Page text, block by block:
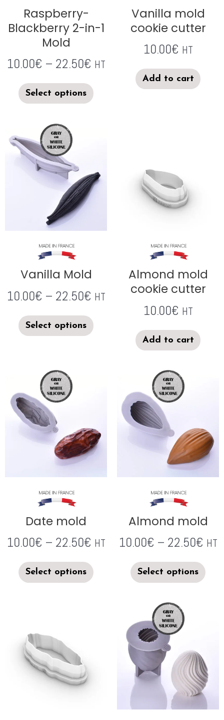
Raspberry-
Blackberry 2-in-1
Mold
10.00€ – 22.50€ HT
Select options
Vanilla mold
cookie cutter
10.00€ HT
Add to cart
Vanilla Mold
10.00€ – 22.50€ HT
Select options
Almond mold
cookie cutter
10.00€ HT
Add to cart
Date mold
10.00€ – 22.50€ HT
Select options
Almond mold
10.00€ – 22.50€ HT
Select options